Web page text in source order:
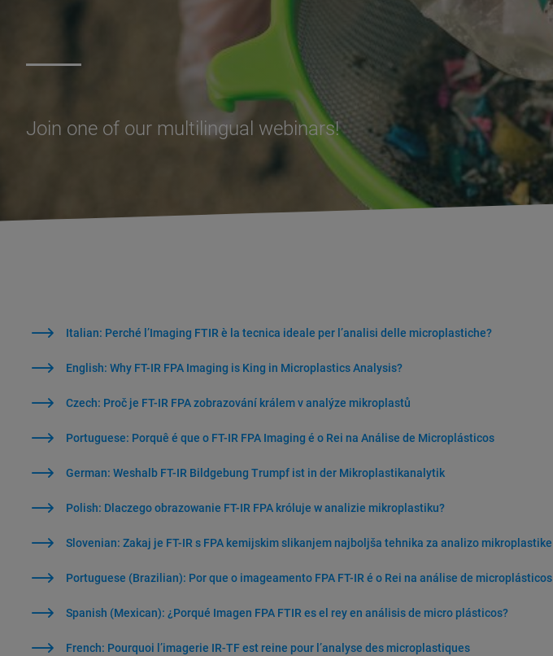
Join one of our multilingual webinars!
Italian: Perché l’Imaging FTIR è la tecnica ideale per l’analisi delle microplastiche?
English: Why FT-IR FPA Imaging is King in Microplastics Analysis?
Czech: Proč je FT-IR FPA zobrazování králem v analýze mikroplastů
Portuguese: Porquê é que o FT-IR FPA Imaging é o Rei na Análise de Microplásticos
German: Weshalb FT-IR Bildgebung Trumpf ist in der Mikroplastikanalytik
Polish: Dlaczego obrazowanie FT-IR FPA króluje w analizie mikroplastiku?
Slovenian: Zakaj je FT-IR s FPA kemijskim slikanjem najboljša tehnika za analizo mikroplastike
Portuguese (Brazilian): Por que o imageamento FPA FT-IR é o Rei na análise de microplásticos
Spanish (Mexican): ¿Porqué Imagen FPA FTIR es el rey en análisis de micro plásticos?
French: Pourquoi l’imagerie IR-TF est reine pour l’analyse des microplastiques